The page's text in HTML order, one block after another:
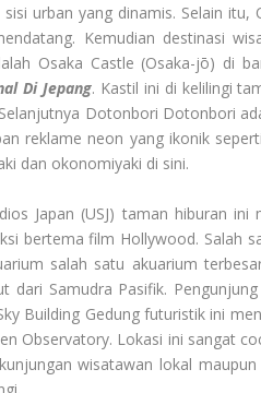
sisi urban yang dinamis. Selain
Kemudian destinasi
Osaka Castle (Osaka-jō) di
Di Jepang. Kastil ini di kelilingi
Dotonbori Dotonbori
reklame neon yang ikonik
dan okonomiyaki di sini.
Japan (USJ) taman hiburan
bertema film Hollywood. Salah
salah satu akuarium
dari Samudra Pasifik.
Building Gedung futuristik ini
Observatory. Lokasi ini sangat
wisatawan lokal